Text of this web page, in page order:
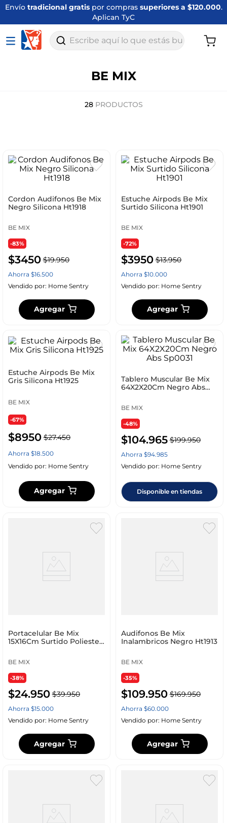
Envío tradicional gratispor compras superiores a $120.000.
Aplican TyC
Escribe aquí lo que estás buscando
BE MIX
28 PRODUCTOS
Cordon Audifonos Be Mix
Negro Silicona Ht1918
BE MIX
-83%
$3450 $19.950
Ahorra $16.500
Vendido por: Home Sentry
Agregar
Estuche Airpods Be Mix
Surtido Silicona Ht1901
BE MIX
-72%
$3950 $13.950
Ahorra $10.000
Vendido por: Home Sentry
Agregar
Estuche Airpods Be Mix
Gris Silicona Ht1925
BE MIX
-67%
$8950 $27.450
Ahorra $18.500
Vendido por: Home Sentry
Agregar
Tablero Muscular Be Mix
64X2X20Cm Negro Abs
BE MIX
-48%
$104.965 $199.950
Ahorra $94.985
Vendido por: Home Sentry
Disponible en tiendas
Portacelular Be Mix
15X16Cm Surtido Poliester
BE MIX
-38%
$24.950 $39.950
Ahorra $15.000
Vendido por: Home Sentry
Agregar
Audifonos Be Mix
Inalambricos Negro Ht1913
BE MIX
-35%
$109.950 $169.950
Ahorra $60.000
Vendido por: Home Sentry
Agregar